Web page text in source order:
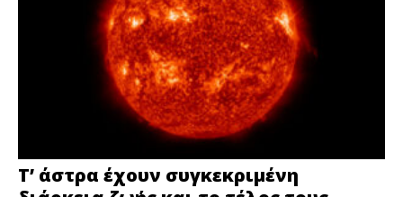
Τ’ άστρα έχουν συγκεκριμένη